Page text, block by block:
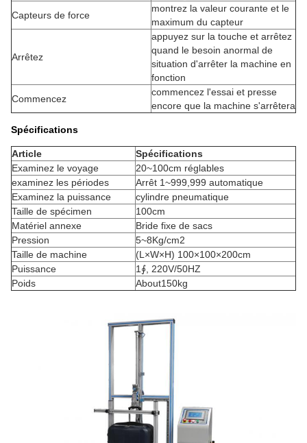
Capteurs de force
montrez la valeur courante et le
maximum du capteur
Arrêtez
appuyez sur la touche et arrêtez
quand le besoin anormal de
situation d'arrêter la machine en
fonction
Commencez
commencez l'essai et presse
encore que la machine s'arrêtera
Spécifications
Article
Spécifications
Examinez le voyage
20~100cm réglables
examinez les périodes
Arrêt 1~999,999 automatique
Examinez la puissance
cylindre pneumatique
Taille de spécimen
100cm
Matériel annexe
Bride fixe de sacs
Pression
5~8Kg/cm2
Taille de machine
(L×W×H) 100×100×200cm
Puissance
1∮, 220V/50HZ
Poids
About150kg